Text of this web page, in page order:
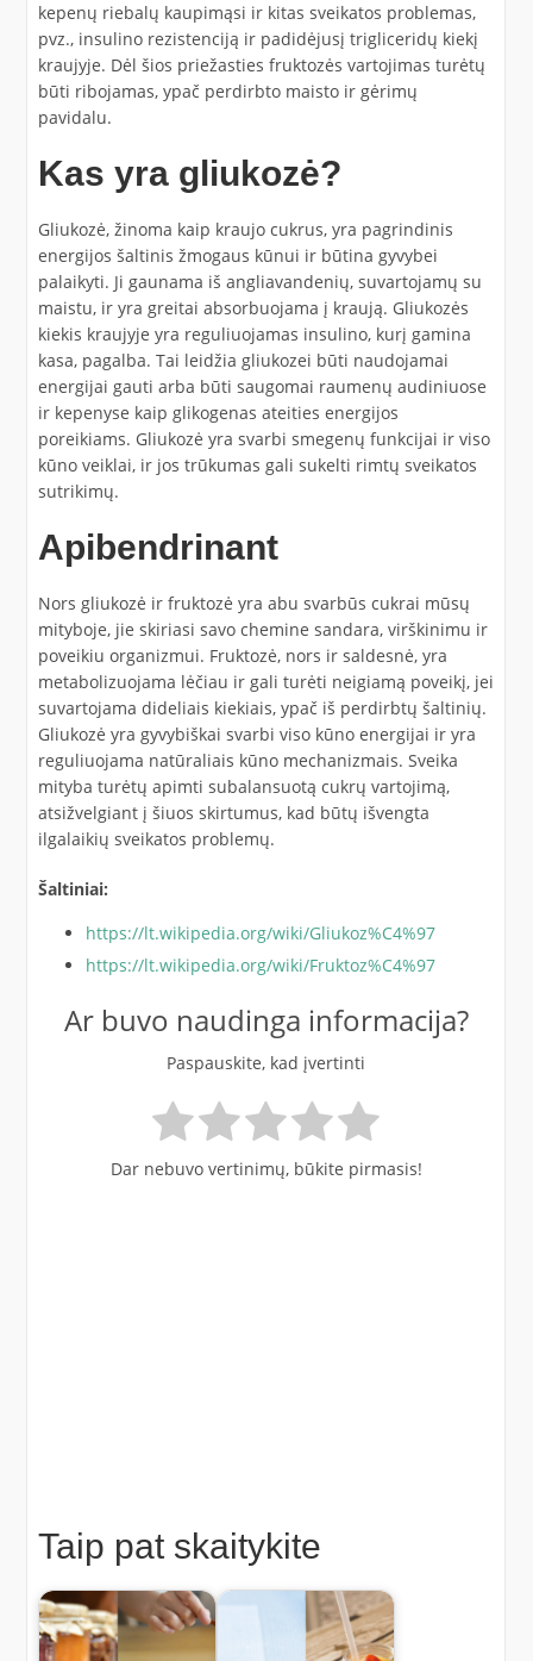
kepenų riebalų kaupimąsi ir kitas sveikatos problemas,
pvz., insulino rezistenciją ir padidėjusį trigliceridų kiekį
kraujyje. Dėl šios priežasties fruktozės vartojimas turėtų
būti ribojamas, ypač perdirbto maisto ir gėrimų
pavidalu.
Kas yra gliukozė?
Gliukozė, žinoma kaip kraujo cukrus, yra pagrindinis
energijos šaltinis žmogaus kūnui ir būtina gyvybei
palaikyti. Ji gaunama iš angliavandenių, suvartojamų su
maistu, ir yra greitai absorbuojama į kraują. Gliukozės
kiekis kraujyje yra reguliuojamas insulino, kurį gamina
kasa, pagalba. Tai leidžia gliukozei būti naudojamai
energijai gauti arba būti saugomai raumenų audiniuose
ir kepenyse kaip glikogenas ateities energijos
poreikiams. Gliukozė yra svarbi smegenų funkcijai ir viso
kūno veiklai, ir jos trūkumas gali sukelti rimtų sveikatos
sutrikimų.
Apibendrinant
Nors gliukozė ir fruktozė yra abu svarbūs cukrai mūsų
mityboje, jie skiriasi savo chemine sandara, virškinimu ir
poveikiu organizmui. Fruktozė, nors ir saldesnė, yra
metabolizuojama lėčiau ir gali turėti neigiamą poveikį, jei
suvartojama dideliais kiekiais, ypač iš perdirbtų šaltinių.
Gliukozė yra gyvybiškai svarbi viso kūno energijai ir yra
reguliuojama natūraliais kūno mechanizmais. Sveika
mityba turėtų apimti subalansuotą cukrų vartojimą,
atsižvelgiant į šiuos skirtumus, kad būtų išvengta
ilgalaikių sveikatos problemų.
Šaltiniai:
https://lt.wikipedia.org/wiki/Gliukoz%C4%97
https://lt.wikipedia.org/wiki/Fruktoz%C4%97
Ar buvo naudinga informacija?
Paspauskite, kad įvertinti
Dar nebuvo vertinimų, būkite pirmasis!
Taip pat skaitykite